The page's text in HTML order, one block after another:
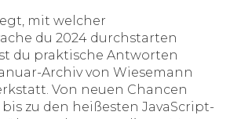
mit welcher
du 2024 durchstarten
du praktische Antworten
Archiv von Wiesemann
Von neuen Chancen
zu den heißesten JavaScript-